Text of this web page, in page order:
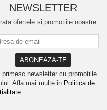
NEWSLETTER
ofertele si promotiile noastre
primesc newsletter cu promotiile
Afla mai multe in Politica de